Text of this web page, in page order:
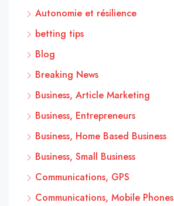
Autonomie et résilience
betting tips
Blog
Breaking News
Business, Article Marketing
Business, Entrepreneurs
Business, Home Based Business
Business, Small Business
Communications, GPS
Communications, Mobile Phones